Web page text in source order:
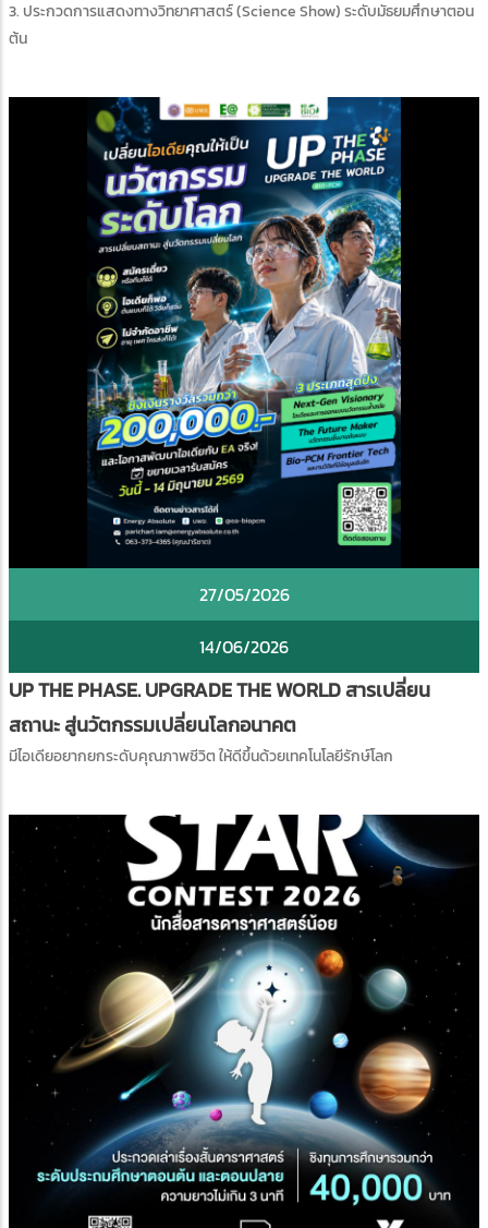
3. ประกวดการแสดงทางวิทยาศาสตร์ (Science Show) ระดับมัธยมศึกษาตอน
ต้น
27/05/2026
14/06/2026
UP THE PHASE. UPGRADE THE WORLD สารเปลี่ยน
สถานะ สู่นวัตกรรมเปลี่ยนโลกอนาคต
มีไอเดียอยากยกระดับคุณภาพชีวิต ให้ดีขึ้นด้วยเทคโนโลยีรักษ์โลก